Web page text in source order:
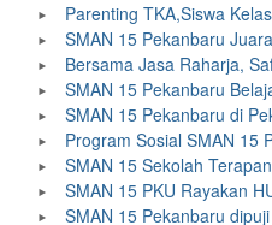
Parenting TKA,Siswa
SMAN 15 Pekanbaru
Bersama Jasa Raharja,
SMAN 15 Pekanbaru
SMAN 15 Pekanbaru di
Program Sosial SMAN 15
SMAN 15 Sekolah
SMAN 15 PKU Rayakan
SMAN 15 Pekanbaru